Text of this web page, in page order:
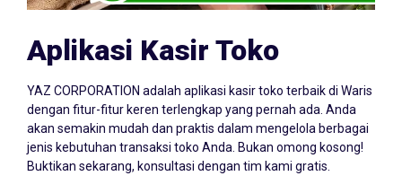
Aplikasi Kasir Toko
YAZ CORPORATION adalah aplikasi kasir toko terbaik di Waris
dengan fitur-fitur keren terlengkap yang pernah ada. Anda
akan semakin mudah dan praktis dalam mengelola berbagai
jenis kebutuhan transaksi toko Anda. Bukan omong kosong!
Buktikan sekarang, konsultasi dengan tim kami gratis.